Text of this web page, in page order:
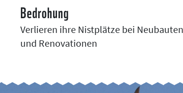
Bedrohung
Verlieren ihre Nistplätze bei Neubauten
und Renovationen